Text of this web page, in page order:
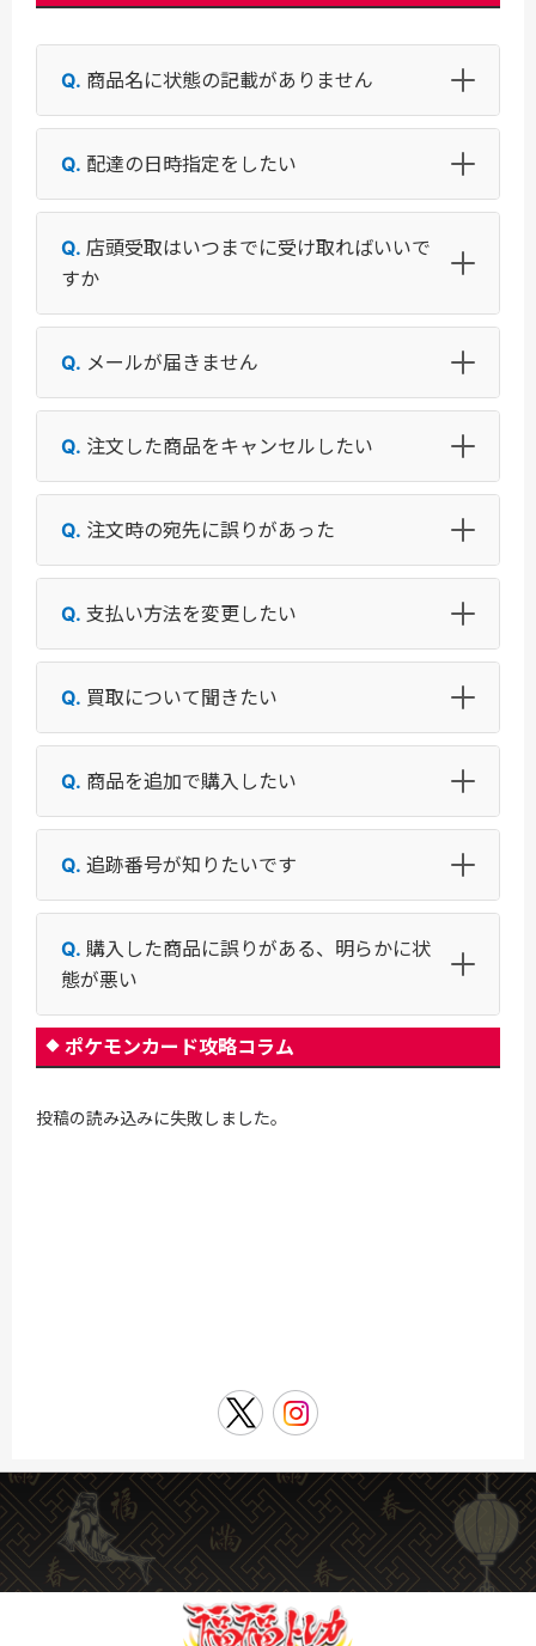
商品名に状態の記載がありません
配達の日時指定をしたい
店頭受取はいつまでに受け取ればいいで
すか
メールが届きません
注文した商品をキャンセルしたい
注文時の宛先に誤りがあった
支払い方法を変更したい
買取について聞きたい
商品を追加で購入したい
追跡番号が知りたいです
購入した商品に誤りがある、明らかに状
態が悪い
ポケモンカード攻略コラム
投稿の読み込みに失敗しました。